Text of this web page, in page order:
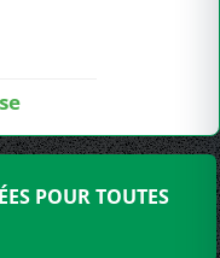
POUR TOUTES